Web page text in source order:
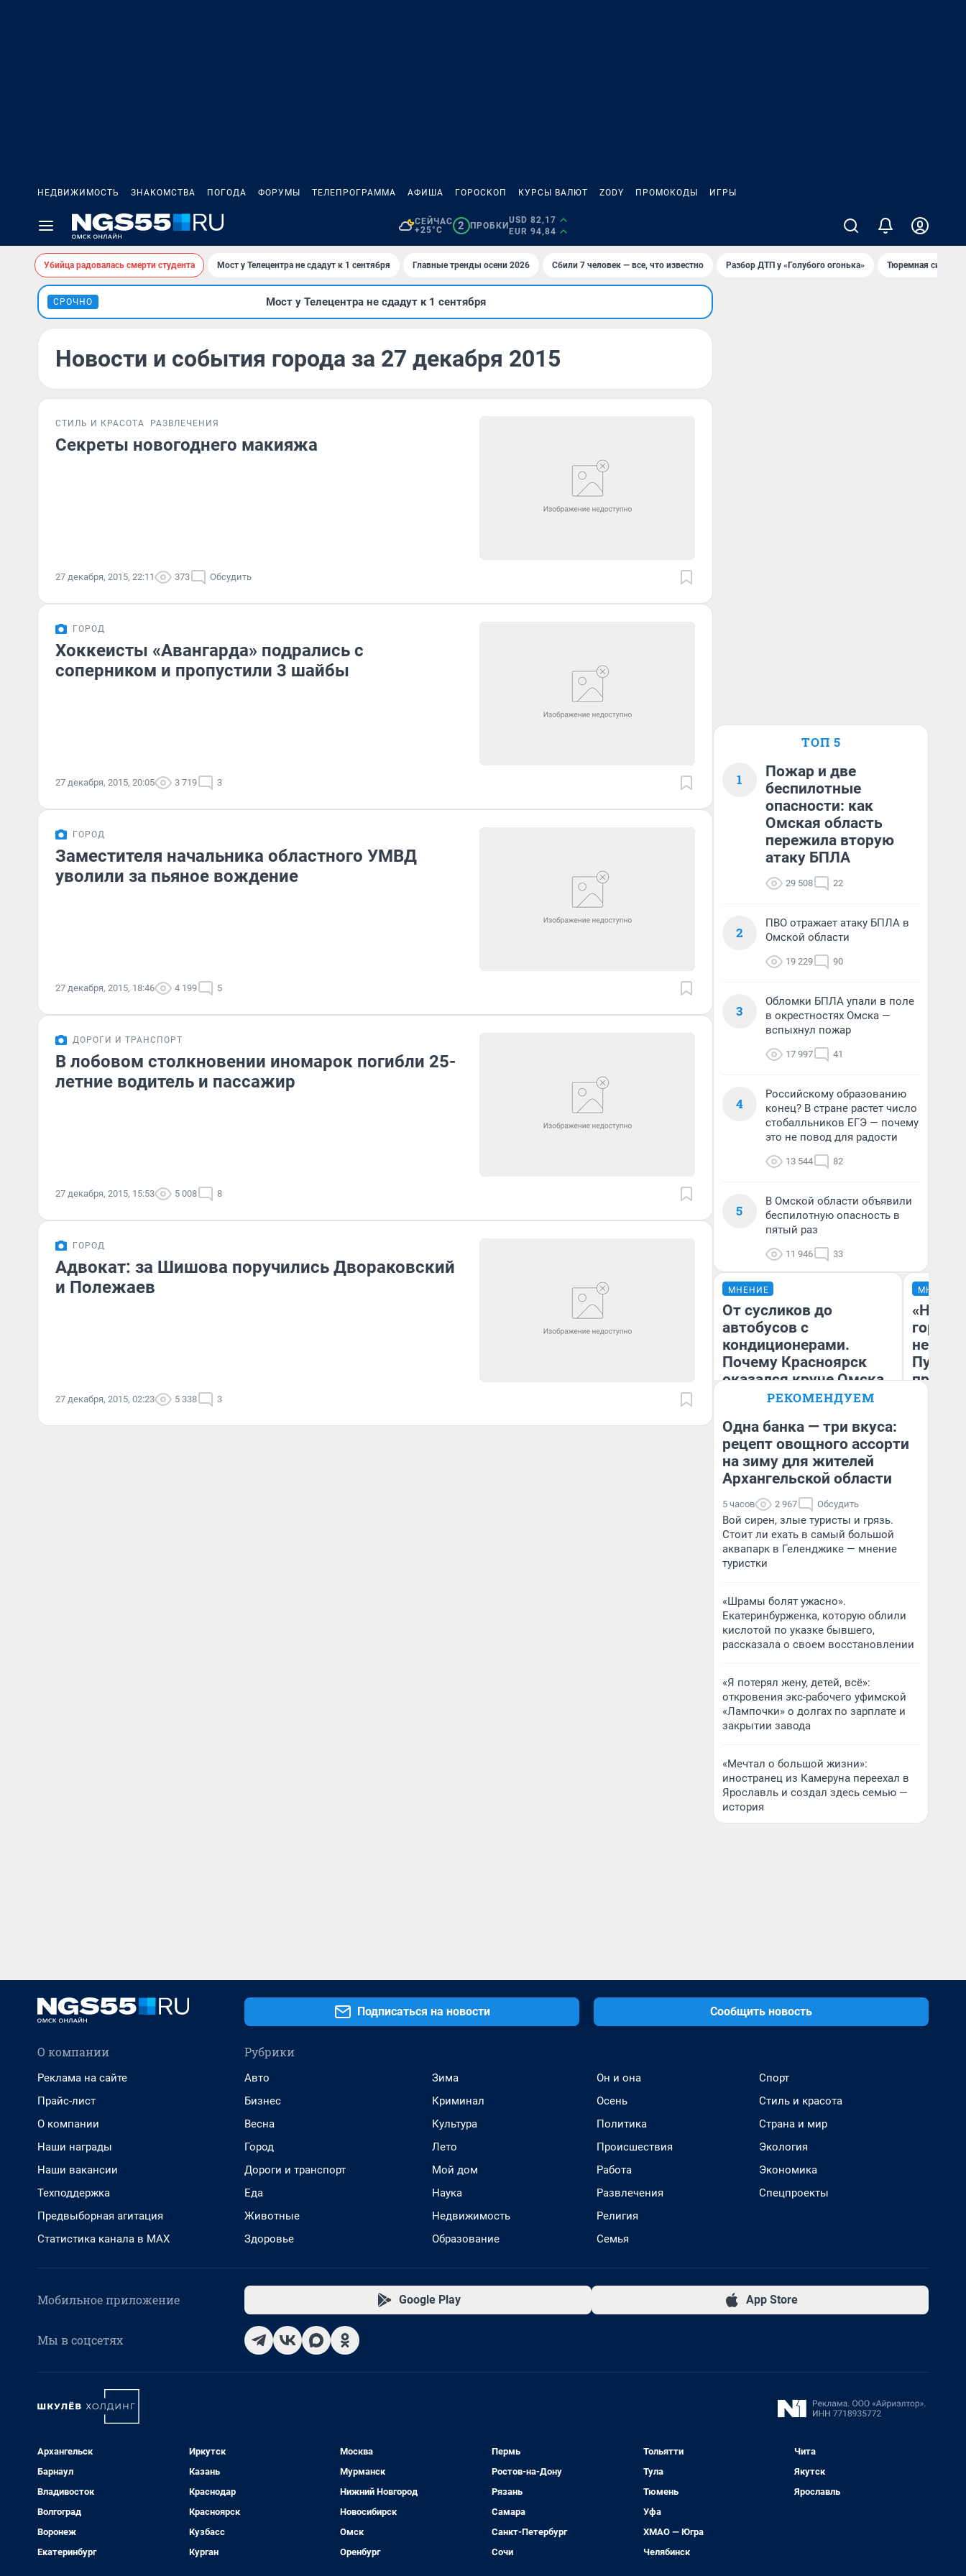
НЕДВИЖИМОСТЬ ЗНАКОМСТВА ПОГОДА ФОРУМЫ ТЕЛЕПРОГРАММА АФИША ГОРОСКОП КУРСЫ ВАЛЮТ ZODY ПРОМОКОДЫ ИГРЫ
СЕЙЧАС
+25°C
2 ПРОБКИ
USD 82,17
EUR 94,84
Убийца радовалась смерти студента Мост у Телецентра не сдадут к 1 сентября Главные тренды осени 2026 Сбили 7 человек — все, что известно Разбор ДТП у «Голубого огонька» Тюремная
СРОЧНО Мост у Телецентра не сдадут к 1 сентября
Новости и события города за 27 декабря 2015
СТИЛЬ И КРАСОТА РАЗВЛЕЧЕНИЯ
Секреты новогоднего макияжа
27 декабря, 2015, 22:11 373 Обсудить
ГОРОД
Хоккеисты «Авангарда» подрались с
соперником и пропустили 3 шайбы
27 декабря, 2015, 20:05 3 719 3
ГОРОД
Заместителя начальника областного УМВД
уволили за пьяное вождение
27 декабря, 2015, 18:46 4 199 5
ДОРОГИ И ТРАНСПОРТ
В лобовом столкновении иномарок погибли 25-
летние водитель и пассажир
27 декабря, 2015, 15:53 5 008 8
ГОРОД
Адвокат: за Шишова поручились Двораковский
и Полежаев
27 декабря, 2015, 02:23 5 338 3
ТОП 5
1
Пожар и две
беспилотные
опасности: как
Омская область
пережила вторую
атаку БПЛА
29 508 22
2
ПВО отражает атаку БПЛА в
Омской области
19 229 90
3
Обломки БПЛА упали в поле
в окрестностях Омска —
вспыхнул пожар
17 997 41
4
Российскому образованию
конец? В стране растет число
стобалльников ЕГЭ — почему
это не повод для радости
13 544 82
5
В Омской области объявили
беспилотную опасность в
пятый раз
11 946 33
МНЕНИЕ
От сусликов до
автобусов с
кондиционерами.
Почему Красноярск
оказался круче Омска
(почти во всём)
Сергей Энквист
МНЕНИЕ
«Нет
РЕКОМЕНДУЕМ
Одна банка — три вкуса:
рецепт овощного ассорти
на зиму для жителей
Архангельской области
5 часов 2 967 Обсудить
Вой сирен, злые туристы и грязь.
Стоит ли ехать в самый большой
аквапарк в Геленджике — мнение
туристки
«Шрамы болят ужасно».
Екатеринбурженка, которую облили
кислотой по указке бывшего,
рассказала о своем восстановлении
«Я потерял жену, детей, всё»:
откровения экс-рабочего уфимской
«Лампочки» о долгах по зарплате и
закрытии завода
«Мечтал о большой жизни»:
иностранец из Камеруна переехал в
Ярославль и создал здесь семью —
история
Подписаться на новости Сообщить новость
О компании
Реклама на сайте
Прайс-лист
О компании
Наши награды
Наши вакансии
Техподдержка
Предвыборная агитация
Статистика канала в MAX
Рубрики
Авто
Бизнес
Весна
Город
Дороги и транспорт
Еда
Животные
Здоровье
Зима
Криминал
Культура
Лето
Мой дом
Наука
Недвижимость
Образование
Он и она
Осень
Политика
Происшествия
Работа
Развлечения
Религия
Семья
Спорт
Стиль и красота
Страна и мир
Экология
Экономика
Спецпроекты
Мобильное приложение Google Play App Store
Мы в соцсетях
Архангельск
Барнаул
Владивосток
Волгоград
Воронеж
Екатеринбург
Иркутск
Казань
Краснодар
Красноярск
Кузбасс
Курган
Москва
Мурманск
Нижний Новгород
Новосибирск
Омск
Оренбург
Пермь
Ростов-на-Дону
Рязань
Самара
Санкт-Петербург
Сочи
Тольятти
Тула
Тюмень
Уфа
ХМАО — Югра
Челябинск
Чита
Якутск
Ярославль